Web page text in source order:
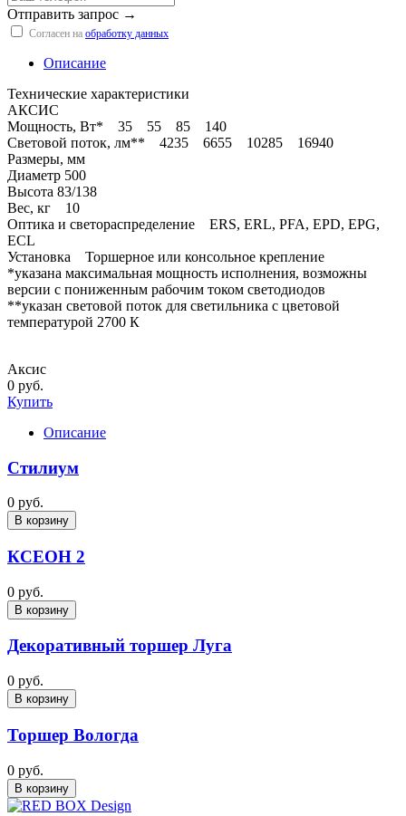
Отправить запрос →
Согласен на обработку данных
Описание
Технические характеристики
АКСИС
Мощность, Вт* 35 55 85 140
Световой поток, лм** 4235 6655 10285 16940
Размеры, мм
Диаметр 500
Высота 83/138
Вес, кг 10
Оптика и светораспределение ERS, ERL, PFA, EPD, EPG,
ECL
Установка Торшерное или консольное крепление
*указана максимальная мощность исполнения, возможны
версии с пониженным рабочим током светодиодов
**указан световой поток для светильника с цветовой
температурой 2700 К
Аксис
0 руб.
Купить
Описание
Стилиум
0 руб.
В корзину
КСЕОН 2
0 руб.
В корзину
Декоративный торшер Луга
0 руб.
В корзину
Торшер Вологда
0 руб.
В корзину